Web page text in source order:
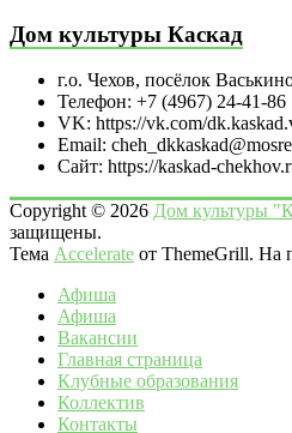
Дом культуры Каскад
г.о. Чехов, посёлок
Телефон: +7 (4967) 24-41-86
VK: https://vk.com/
Email:
Сайт: https://kaskad-
Copyright © 2026 Дом культуры
защищены.
Тема Accelerate от ThemeGrill. На
Афиша
Афиша
Вакансии
Главная страница
Клубные образования
Коллектив
Контакты